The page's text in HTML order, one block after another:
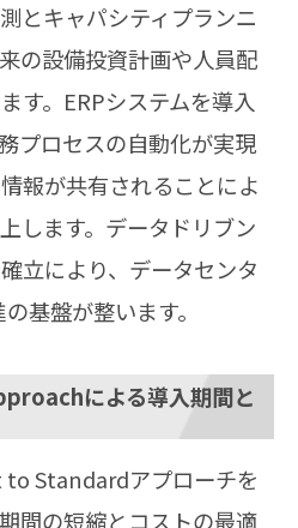
とキャパシティプランニ
の設備投資計画や人員配
す。ERPシステムを導入
プロセスの自動化が実現
報が共有されることによ
します。データドリブン
立により、データセンタ
基盤が整います。
による導入期間と
to Standardアプローチを
間の短縮とコストの最適